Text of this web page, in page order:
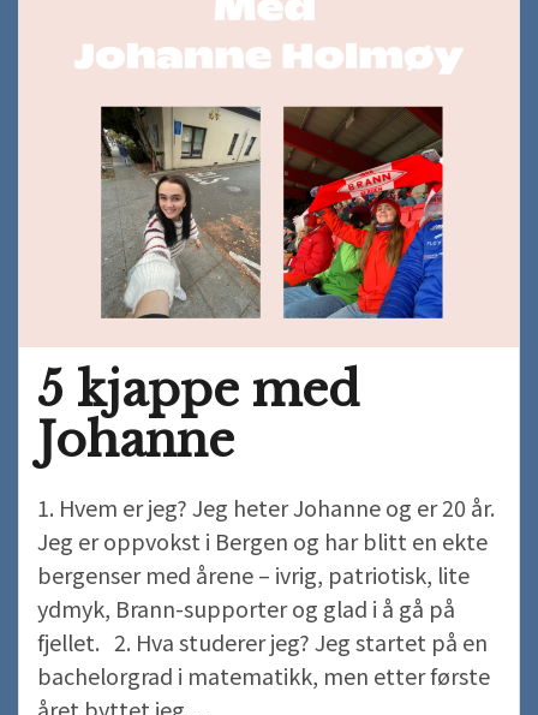
5 kjappe med
Johanne
1. Hvem er jeg? Jeg heter Johanne og er 20 år.
Jeg er oppvokst i Bergen og har blitt en ekte
bergenser med årene – ivrig, patriotisk, lite
ydmyk, Brann-supporter og glad i å gå på
fjellet. 2. Hva studerer jeg? Jeg startet på en
bachelorgrad i matematikk, men etter første